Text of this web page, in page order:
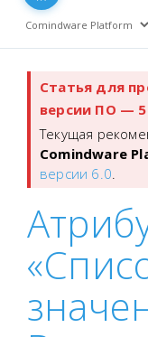
Статья для
версии ПО —
Текущая
Comindware
версии 6.0.